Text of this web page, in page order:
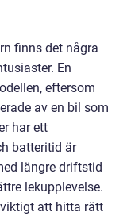
finns det några
En
eftersom
av en bil som
har ett
batteritid är
längre driftstid
lekupplevelse.
att hitta rätt